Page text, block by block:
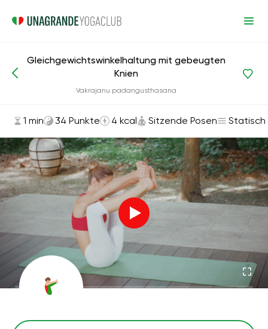
Sitzende Posen
Gleichgewichtswinkelhaltung mit gebeugten
Knien
Vakrajanu padangusthasana
1 min 34 Punkte 4 kcal Sitzende Posen Statisch